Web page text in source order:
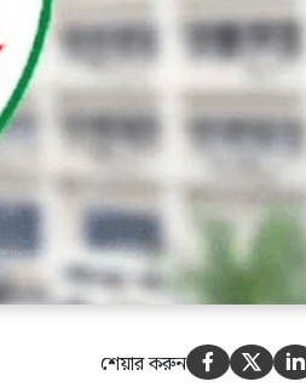
শেয়ার করুন   